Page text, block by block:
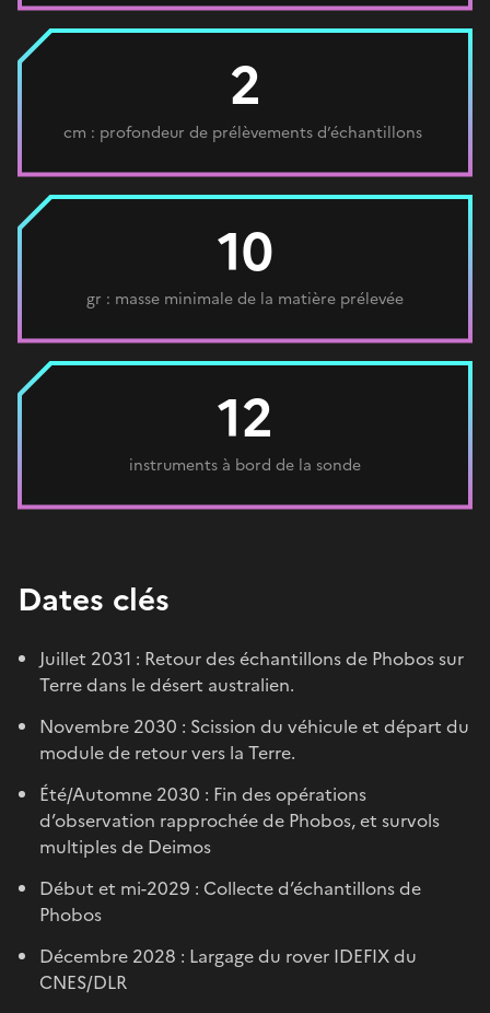
2
cm : profondeur de prélèvements d’échantillons
10
gr : masse minimale de la matière prélevée
12
instruments à bord de la sonde
Dates clés
Juillet 2031 : Retour des échantillons de Phobos sur
Terre dans le désert australien.
Novembre 2030 : Scission du véhicule et départ du
module de retour vers la Terre.
Été/Automne 2030 : Fin des opérations
d’observation rapprochée de Phobos, et survols
multiples de Deimos
Début et mi-2029 : Collecte d’échantillons de
Phobos
Décembre 2028 : Largage du rover IDEFIX du
CNES/DLR